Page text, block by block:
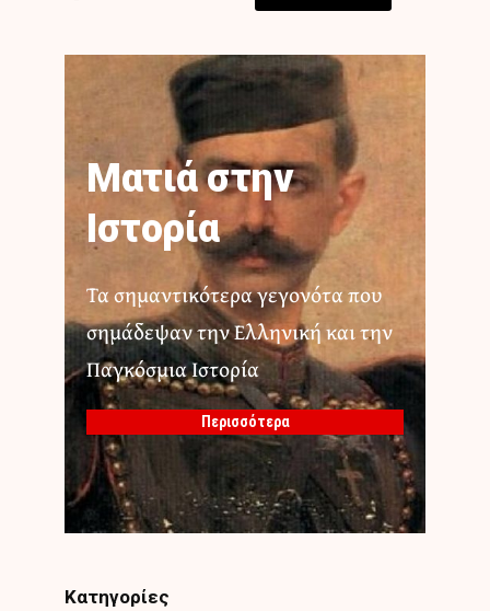
Ματιά στην
Ιστορία
Τα σημαντικότερα γεγονότα που
σημάδεψαν την Ελληνική και την
Παγκόσμια Ιστορία
Περισσότερα
Κατηγορίες